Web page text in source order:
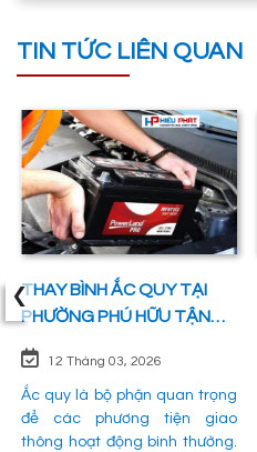
TIN TỨC LIÊN QUAN
THAY BÌNH ẮC QUY TẠI
PHƯỜNG PHÚ HỮU TẬN
100%12 Tháng 03, 2026
Ắc quy là bộ phận quan trọng
để các phương tiện giao
thông hoạt động bình thường.
‹